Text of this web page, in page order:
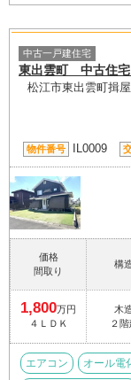
中古一戸建住宅
東出雲町 中古住
松江市東出雲町揖屋
物件番号 IL0009
価格
間取り
構
1,800万円
４ＬＤＫ
木
２階
エアコン オール電